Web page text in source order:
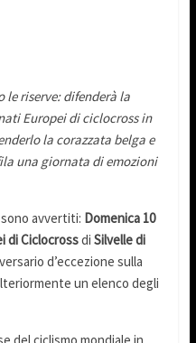
le riserve: difenderà la
Europei di ciclocross in
la corazzata belga e
una giornata di emozioni
avvertiti: Domenica 10
di Ciclocrossdi Silvelle di
d’eccezione sulla
un elenco degli